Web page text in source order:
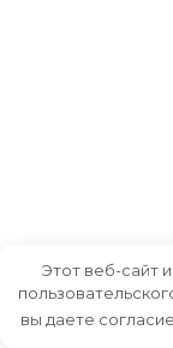
Этот веб-сайт
вы даете